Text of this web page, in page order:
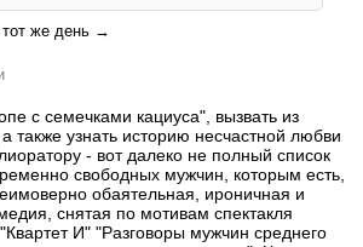
тот же день →
с семечками кациуса", вызвать из
также узнать историю несчастной любви
- вот далеко не полный список
свободных мужчин, которым есть,
обаятельная, ироничная и
снятая по мотивам спектакля
И" "Разговоры мужчин среднего